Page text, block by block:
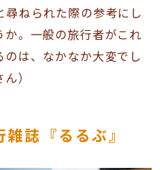
ねられた際の参考にし
。一般の旅行者がこれ
は、なかなか大変でし
）
誌『るるぶ』